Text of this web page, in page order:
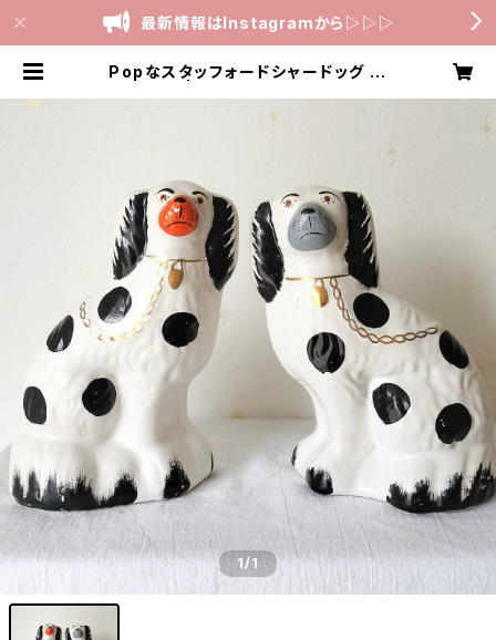
最新情報はInstagramから▷▷▷
Popなスタッフォードシャードッグ 高
1/1